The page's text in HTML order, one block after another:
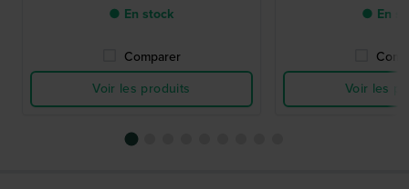
● En stock
Comparer
Voir les produits
● En
Voir les